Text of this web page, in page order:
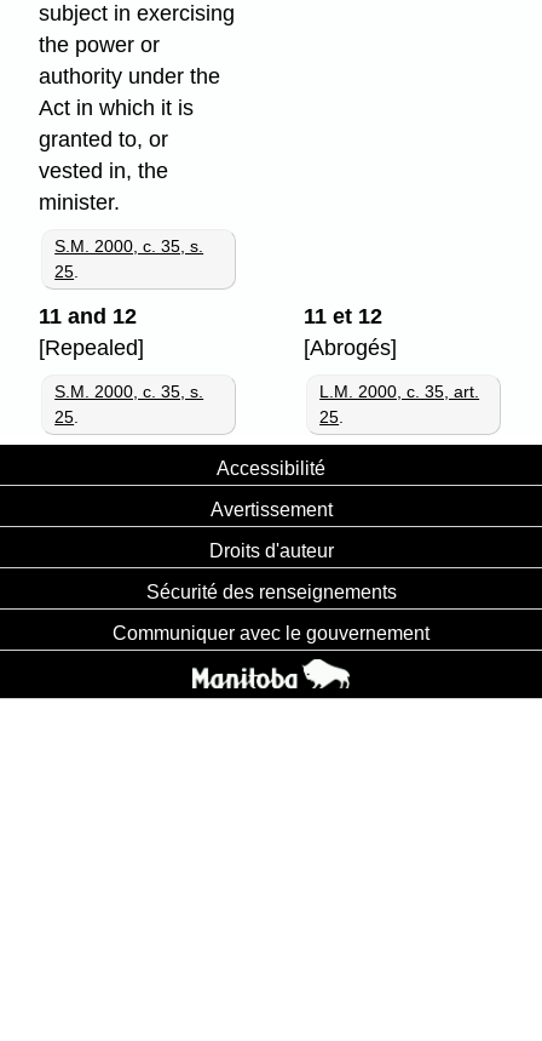
subject in exercising
the power or
authority under the
Act in which it is
granted to, or
vested in, the
minister.
S.M. 2000, c. 35, s.
25
11 and 12
[Repealed]
S.M. 2000, c. 35, s.
25
11 et 12
[Abrogés]
L.M. 2000, c. 35, art.
25
Accessibilité
Avertissement
Droits d'auteur
Sécurité des renseignements
Communiquer avec le gouvernement